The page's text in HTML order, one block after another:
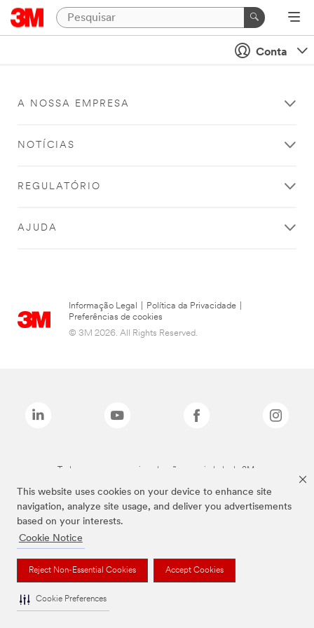
This website uses cookies on your device to enhance site
navigation, analyze site usage, and deliver you advertisements
based on your interests.
Cookie Notice
Reject Non-Essential Cookies Accept Cookies
Cookie Preferences
Conta
A NOSSA EMPRESA
NOTÍCIAS
REGULATÓRIO
AJUDA
Informação Legal Política da Privacidade
Preferências de cookies
© 3M 2026. All Rights Reserved.
Todas as marcas mencionadas são propriedade da 3M.